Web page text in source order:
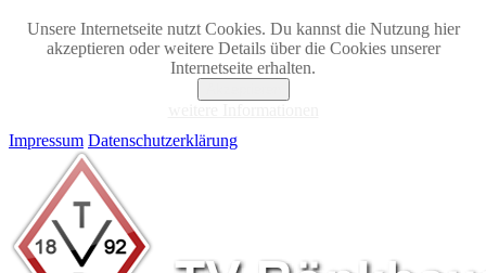
Unsere Internetseite nutzt Cookies. Du kannst die Nutzung hier
akzeptieren oder weitere Details über die Cookies unserer
Internetseite erhalten.
Impressum Datenschutzerklärung